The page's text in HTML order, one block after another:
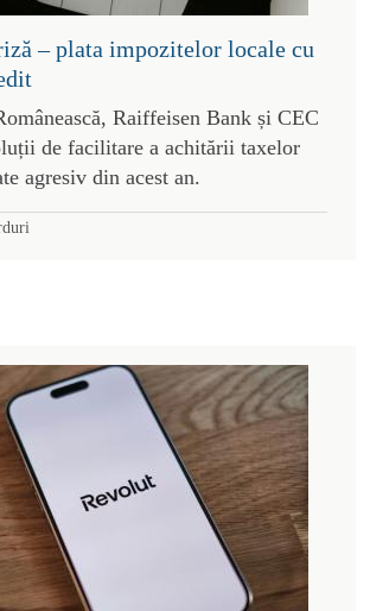
– plata impozitelor locale cu
Raiffeisen Bank și CEC
de facilitare a achitării taxelor
agresiv din acest an.